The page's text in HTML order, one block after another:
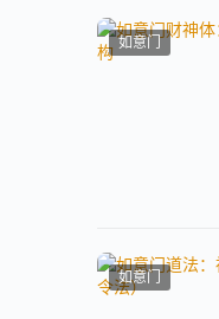
如意门
如意门